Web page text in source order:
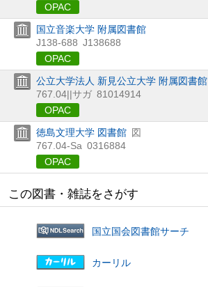
OPAC
国立音楽大学 附属図書館
J138-688 J138688
OPAC
公立大学法人 新見公立大学 附属図書館
767.04||サガ 81014914
OPAC
徳島文理大学 図書館 図
767.04-Sa 0316884
OPAC
この図書・雑誌をさがす
国立国会図書館サーチ
カーリル